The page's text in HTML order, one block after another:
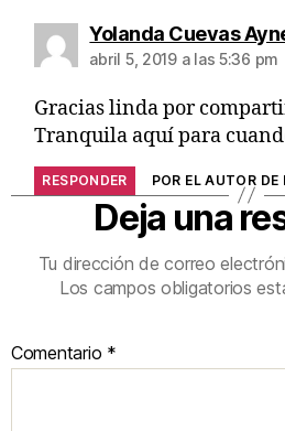
Yolanda Cuevas
abril 5, 2019 a las 5:36 pm
Gracias linda por
Tranquila aquí para
RESPONDER POR EL AUTOR
Deja una
Tu dirección de correo
Los campos obligatorios
Comentario *